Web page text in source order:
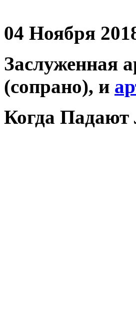
04 Ноября
Заслуженная
(сопрано), и
Когда Падают